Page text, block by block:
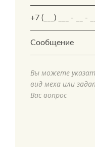
Вы можете
вид меха или
Вас вопрос